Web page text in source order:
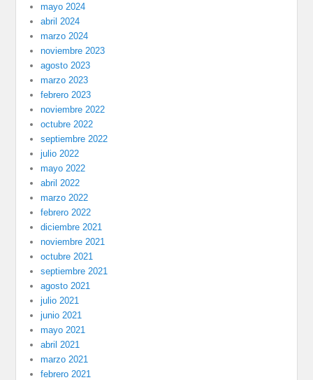
mayo 2024
abril 2024
marzo 2024
noviembre 2023
agosto 2023
marzo 2023
febrero 2023
noviembre 2022
octubre 2022
septiembre 2022
julio 2022
mayo 2022
abril 2022
marzo 2022
febrero 2022
diciembre 2021
noviembre 2021
octubre 2021
septiembre 2021
agosto 2021
julio 2021
junio 2021
mayo 2021
abril 2021
marzo 2021
febrero 2021